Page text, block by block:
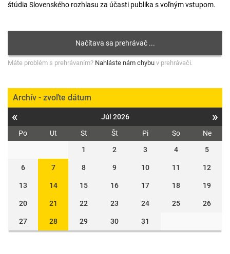
štúdia Slovenského rozhlasu za účasti publika s voľným vstupom.
Máte problém s prehrávaním? Nahláste nám chybu v prehrávači.
Archív - zvoľte dátum
« Júl 2026 »
Po Ut St Št Pi So
Ne
1
2 3 4 5
6 7 8 9 10 11 12
13 14 15 16 17 18 19
20 21 22 23 24 25 26
27 28 29 30 31